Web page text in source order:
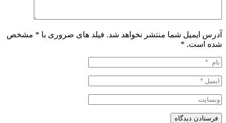
آدرس ایمیل شما منتشر نخواهد شد. فیلد های ضروری با * مشخص
شده است. *